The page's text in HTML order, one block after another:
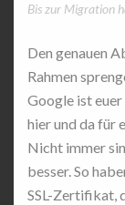
Bis zur Migration
Den genauen
Rahmen
Google ist euer
hier und da für
Nicht immer
besser. So
SSL-Zertifikat,